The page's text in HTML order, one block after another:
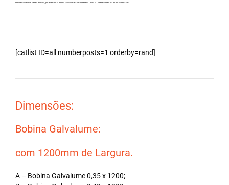
Bobina Galvalume carreta fechada, por exemplo – Bobina Galvalume – Importada da China – Cidade Santa Cruz do Rio Pardo – SP.
[catlist ID=all numberposts=1 orderby=rand]
Dimensões:
Bobina Galvalume:
com 1200mm de Largura.
A – Bobina Galvalume 0,35 x 1200;